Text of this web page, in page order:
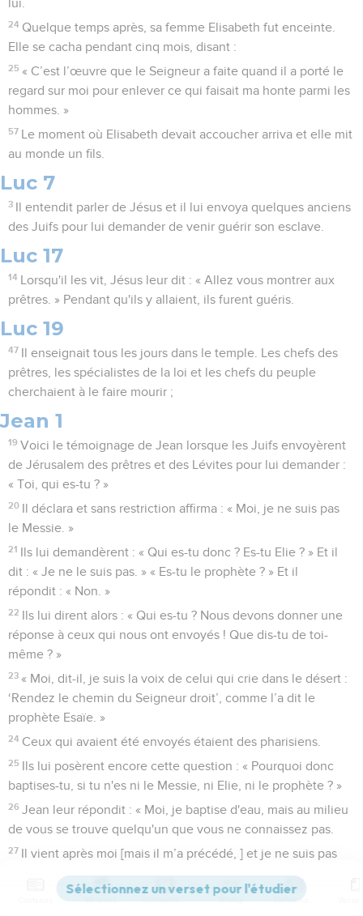
Versions Commentaires Strong
lui.
24 Quelque temps après, sa femme Elisabeth fut enceinte.
Elle se cacha pendant cinq mois, disant :
25 « C’est l’œuvre que le Seigneur a faite quand il a porté le
regard sur moi pour enlever ce qui faisait ma honte parmi les
hommes. »
57
Le moment où Elisabeth devait accoucher arriva et elle mit
au monde un fils.
Luc 7
3
Il entendit parler de Jésus et il lui envoya quelques anciens
des Juifs pour lui demander de venir guérir son esclave.
Luc 17
14
Lorsqu'il les vit, Jésus leur dit : « Allez vous montrer aux
prêtres. » Pendant qu'ils y allaient, ils furent guéris.
Luc 19
47
Il enseignait tous les jours dans le temple. Les chefs des
prêtres, les spécialistes de la loi et les chefs du peuple
cherchaient à le faire mourir ;
Jean 1
19 Voici le témoignage de Jean lorsque les Juifs envoyèrent
de Jérusalem des prêtres et des Lévites pour lui demander :
« Toi, qui es-tu ? »
20
Il déclara et sans restriction affirma : « Moi, je ne suis pas
le Messie. »
21
Ils lui demandèrent : « Qui es-tu donc ? Es-tu Elie ? » Et il
dit : « Je ne le suis pas. » « Es-tu le prophète ? » Et il
répondit : « Non. »
22
Ils lui dirent alors : « Qui es-tu ? Nous devons donner une
réponse à ceux qui nous ont envoyés ! Que dis-tu de toi-
même ? »
23 « Moi, dit-il, je suis la voix de celui qui crie dans le désert :
‘Rendez le chemin du Seigneur droit’, comme l’a dit le
prophète Esaïe. »
24 Ceux qui avaient été envoyés étaient des pharisiens.
25
Ils lui posèrent encore cette question : « Pourquoi donc
baptises-tu, si tu n'es ni le Messie, ni Elie, ni le prophète ? »
26 Jean leur répondit : « Moi, je baptise d'eau, mais au milieu
de vous se trouve quelqu'un que vous ne connaissez pas.
27
Il vient après moi [mais il m’a précédé, ] et je ne suis pas
digne de détacher la courroie de ses sandales. »
Jean 7